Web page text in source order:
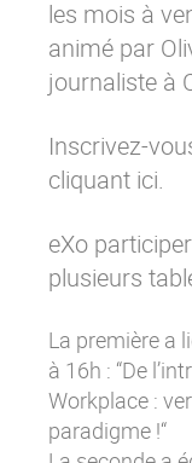
les mois à
animé par
journaliste à
Inscrivez-
cliquant ici.
eXo
plusieurs
La première a
à 16h : “De
Workplace :
paradigme !“